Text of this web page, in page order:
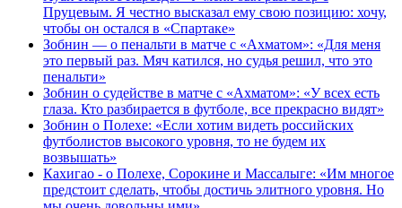
Пруцевым. Я честно высказал ему свою позицию: хочу,
чтобы он остался в «Спартаке»
Зобнин — о пенальти в матче с «Ахматом»: «Для меня
это первый раз. Мяч катился, но судья решил, что это
пенальти»
Зобнин о судействе в матче с «Ахматом»: «У всех есть
глаза. Кто разбирается в футболе, все прекрасно видят»
Зобнин о Полехе: «Если хотим видеть российских
футболистов высокого уровня, то не будем их
возвышать»
Кахигао - о Полехе, Сорокине и Массалыге: «Им многое
предстоит сделать, чтобы достичь элитного уровня. Но